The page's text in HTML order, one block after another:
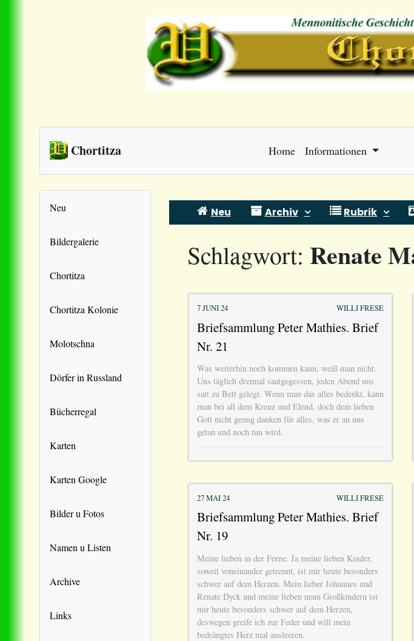
Chortitza Home Informationen
Neu
Bildergalerie
Chortitza
Chortitza Kolonie
Molotschna
Dörfer in Russland
Bücherregal
Karten
Karten Google
Bilder u Fotos
Namen u Listen
Archive
Links
Skip
content
Neu Archiv Rubrik
Schlagwort: Renate
7 JUNI 24 WILLI FRESE
Briefsammlung Peter Mathies. Brief
Nr. 21
Was weiterhin noch kommen kann, weiß man nicht.
Uns täglich dreimal saatgegessen, jeden Abend uns
satt zu Bett gelegt. Wenn man das alles bedenkt, kann
man bei all dem Kreuz und Elend, doch dem lieben
Gott nicht genug danken für alles, was er an uns
getan und noch tun wird.
27 MAI 24 WILLI FRESE
Briefsammlung Peter Mathies. Brief
Nr. 19
Meine lieben in der Ferne. Ja meine lieben Kinder,
soweit voneinander getrennt, ist mir heute besonders
schwer auf dem Herzen. Mein lieber Johannes und
Renate Dyck und meine lieben neun Großkindern ist
mir heute besonders schwer auf dem Herzen,
deswegen greife ich zur Feder und will mein
bedrängtes Herz mal ausleeren.